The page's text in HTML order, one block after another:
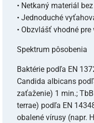
• Netkaný materiál
• Jednoduché
• Obzvlášť vhodné
Spektrum pôsobenia
Baktérie podľa EN
Candida albicans
zaťaženie) 1 min.;
terrae) podľa EN
obalené vírusy (napr.